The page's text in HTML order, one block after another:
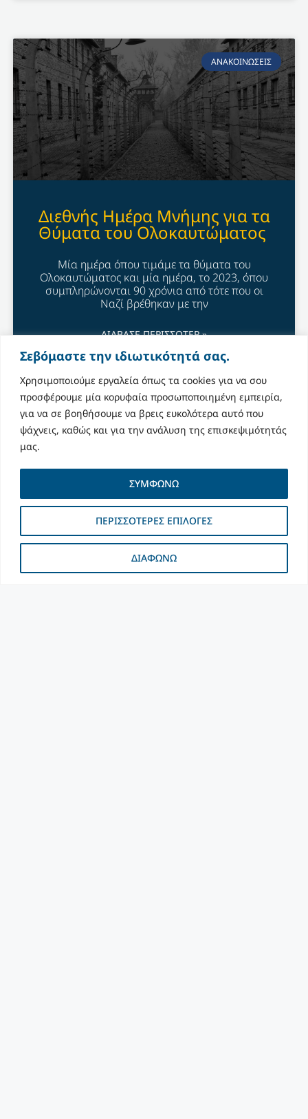
Σεβόμαστε την ιδιωτικότητά σας.
Χρησιμοποιούμε εργαλεία όπως τα cookies για να σου
προσφέρουμε μία κορυφαία προσωποποιημένη εμπειρία,
για να σε βοηθήσουμε να βρεις ευκολότερα αυτό που
ψάχνεις, καθώς και για την ανάλυση της επισκεψιμότητάς
μας.
ΠΕΡΙΣΣΟΤΕΡΕΣ ΕΠΙΛΟΓΕΣ
ΔΙΑΦΩΝΩ
ΣΥΜΦΩΝΩ
ΑΝΑΚΟΙΝΩΣΕΙΣ
Διεθνής Ημέρα Μνήμης για τα
Θύματα του Ολοκαυτώματος
Μία ημέρα όπου τιμάμε τα θύματα του
Ολοκαυτώματος και μία ημέρα, το 2023, όπου
συμπληρώνονται 90 χρόνια από τότε που οι
Ναζί βρέθηκαν με την
ΔΙΑΒΑΣΕ ΠΕΡΙΣΣΟΤΕΡ »
January 27, 2023